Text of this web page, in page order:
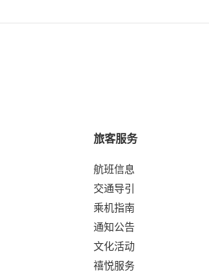
旅客服务
航班信息
交通导引
乘机指南
通知公告
文化活动
禧悦服务